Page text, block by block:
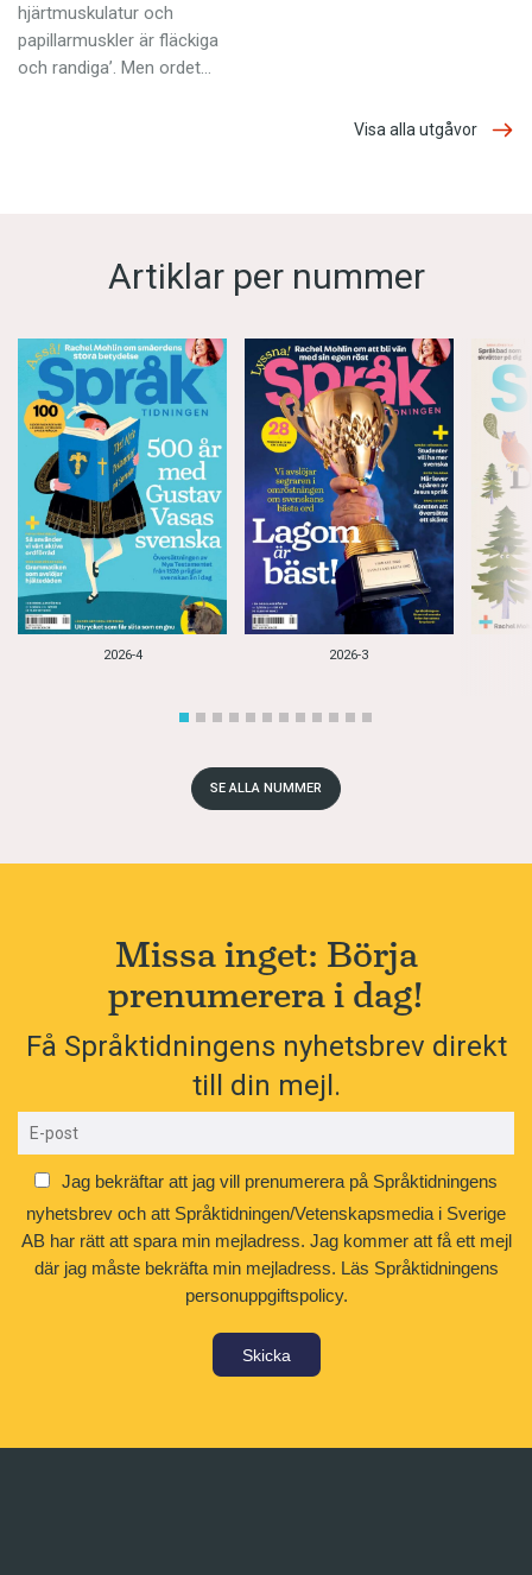
hjärtmuskulatur och
papillarmuskler är fläckiga
och randiga’. Men ordet…
Visa alla utgåvor
Artiklar per nummer
2026-4 2026-3
SE ALLA NUMMER
Missa inget: Börja
prenumerera i dag!
Få Språktidningens nyhetsbrev direkt
till din mejl.
Jag bekräftar att jag vill prenumerera på Språktidningens
nyhetsbrev och att Språktidningen/Vetenskapsmedia i Sverige
AB har rätt att spara min mejladress. Jag kommer att få ett mejl
där jag måste bekräfta min mejladress. Läs Språktidningens
personuppgiftspolicy.
Skicka